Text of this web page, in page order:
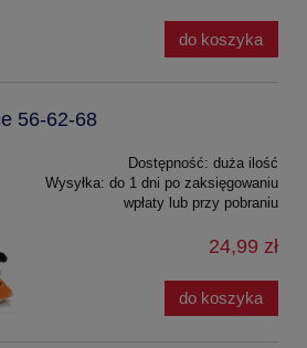
do koszyka
56-62-68
Dostępność: duża ilość
Wysyłka: do 1 dni po zaksięgowaniu
wpłaty lub przy pobraniu
24,99 zł
do koszyka